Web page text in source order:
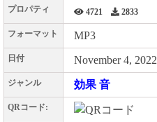
プロパティ 4721 2833
フォーマット MP3
日付 November 4, 2022
ジャンル 効果 音
QRコード: